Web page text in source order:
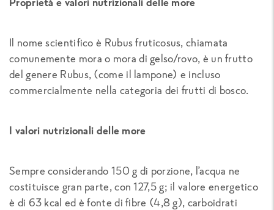
Il nome scientifico è Rubus fruticosus, chiamata
comunemente mora o mora di gelso/rovo, è un frutto
del genere Rubus, (come il lampone) e incluso
commercialmente nella categoria dei frutti di bosco.
I valori nutrizionali delle more
Sempre considerando 150 g di porzione, l’acqua ne
costituisce gran parte, con 127,5 g; il valore energetico
è di 63 kcal ed è fonte di fibre (4,8 g), carboidrati